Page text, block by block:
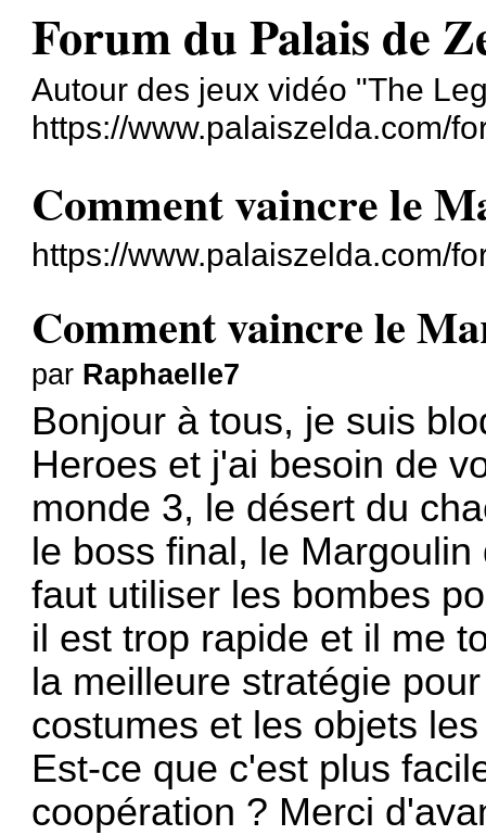
Forum du Palais de
Autour des jeux vidéo "The
https://www.palaiszelda.com/
Comment vaincre le
https://www.palaiszelda.com/
Comment vaincre le
par Raphaelle7
Bonjour à tous, je suis
Heroes et j'ai besoin de
monde 3, le désert du
le boss final, le
faut utiliser les bombes
il est trop rapide et il me
la meilleure stratégie
costumes et les objets
Est-ce que c'est plus
coopération ? Merci